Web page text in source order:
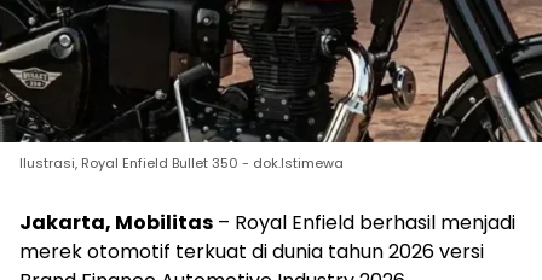
Ilustrasi, Royal Enfield Bullet 350 - dok.Istimewa
Jakarta, Mobilitas – Royal Enfield berhasil menjadi
merek otomotif terkuat di dunia tahun 2026 versi